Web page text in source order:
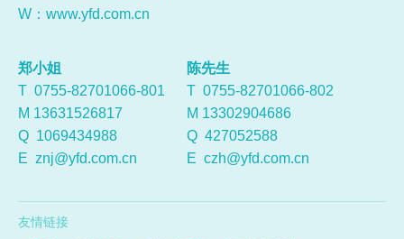
W： www.yfd.com.cn
郑小姐
T 0755-82701066-801
M 13631526817
Q 1069434988
E znj@yfd.com.cn
陈先生
T 0755-82701066-802
M 13302904686
Q 427052588
E czh@yfd.com.cn
友情链接